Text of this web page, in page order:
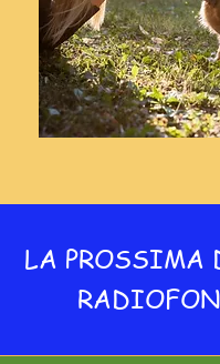
LA PROSSIMA